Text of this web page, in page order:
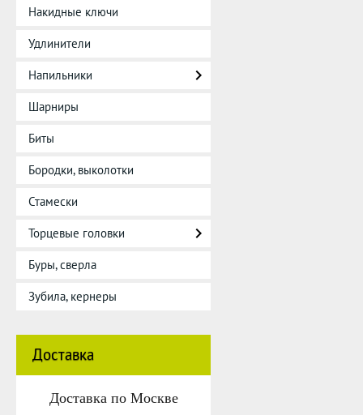
Накидные ключи
Удлинители
Напильники
Шарниры
Биты
Бородки, выколотки
Стамески
Торцевые головки
Буры, сверла
Зубила, кернеры
Доставка
Доставка по Москве